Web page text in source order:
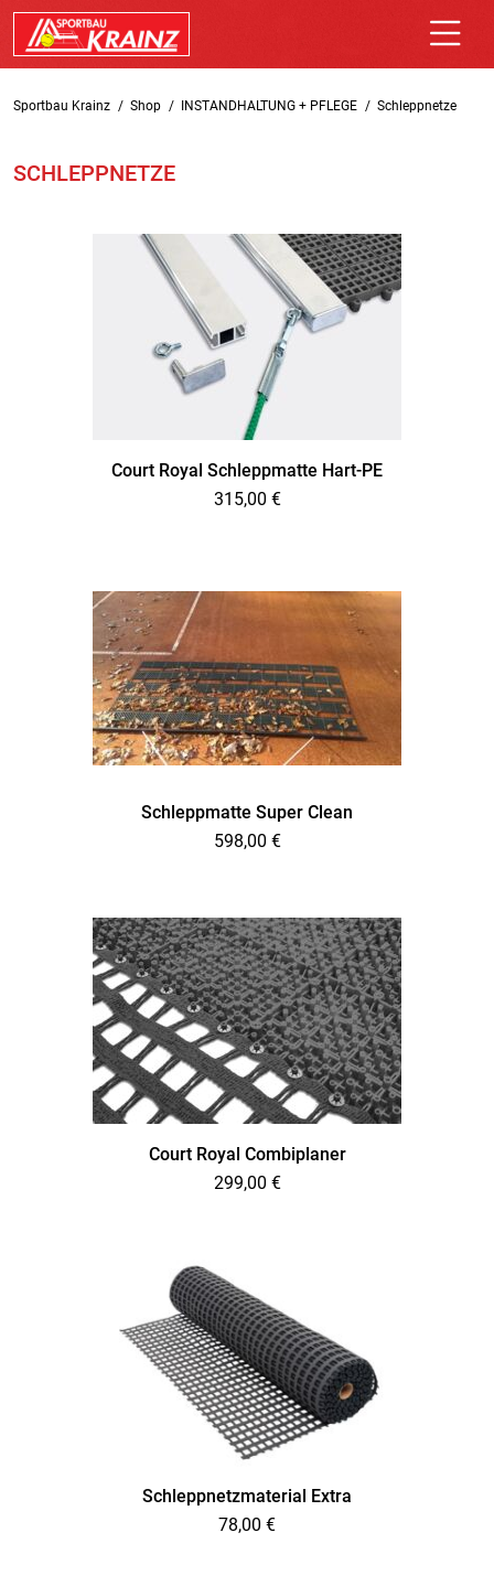
Sportbau Krainz Shop INSTANDHALTUNG + PFLEGE Schleppnetze
SCHLEPPNETZE
Court Royal Schleppmatte Hart-PE
315,00 €
Schleppmatte Super Clean
598,00 €
Court Royal Combiplaner
299,00 €
Schleppnetzmaterial Extra
78,00 €